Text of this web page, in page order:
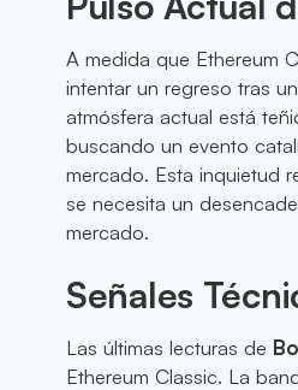
A medida que Ethereum
intentar un regreso tras
atmósfera actual está
buscando un evento
mercado. Esta inquietud
se necesita un
mercado.
Señales
Las últimas lecturas de
Ethereum Classic. La